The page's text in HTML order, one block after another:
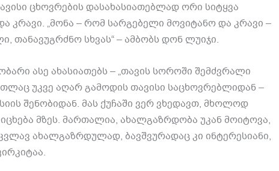
ცხოვრების დასახასიათებლად ორი სიტყვა
კრავი. „მონა – რომ სარგებელი მოვიტანო და კრავი –
თანავუგრძნო სხვას“ – ამბობს დონ ლუიჯი.
ასე ახასიათებს – „თავის სოროში შემძვრალი
უკვე აღარ გამოდის თავისი საცხოვრებლიდან –
შენობიდან. მას ქუჩაში ვერ ვხედავთ, მხოლოდ
მზეს. მართალია, ახალგაზრდობა უკან მოიტოვა,
ახალგაზრდულად, ბავშვურადაც კი ინტერესიანი,